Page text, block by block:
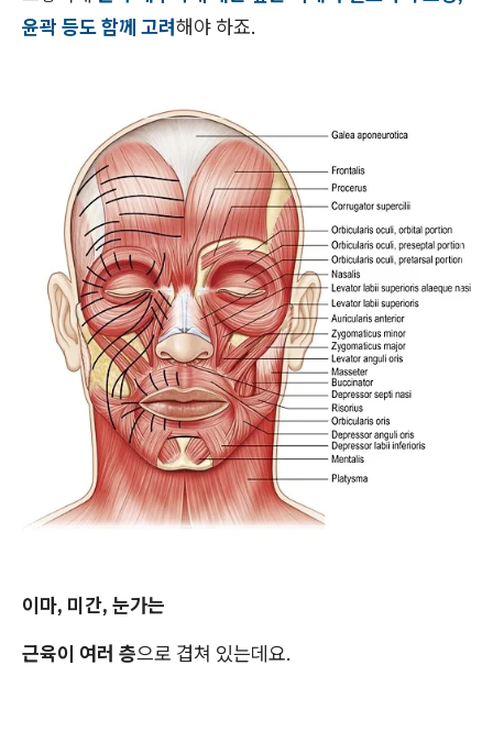
윤곽 등도 함께 고려해야 하죠.
이마, 미간, 눈가는
근육이 여러 층으로 겹쳐 있는데요.